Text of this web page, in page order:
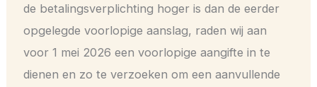
de betalingsverplichting hoger is dan de eerder
opgelegde voorlopige aanslag, raden wij aan
voor 1 mei 2026 een voorlopige aangifte in te
dienen en zo te verzoeken om een aanvullende